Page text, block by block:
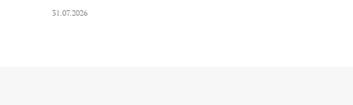
31.07.2026